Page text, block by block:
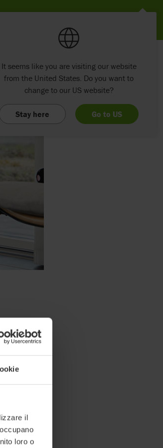
il
loro o
di
It seems like you are visiting our website
from the United States. Do you want to
change to our US website?
Stay here Go to US